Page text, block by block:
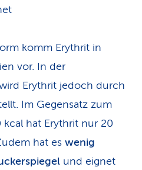
komm Erythrit in
vor. In der
Erythrit jedoch durch
Im Gegensatz zum
hat Erythrit nur 20
hat es wenig
und eignet